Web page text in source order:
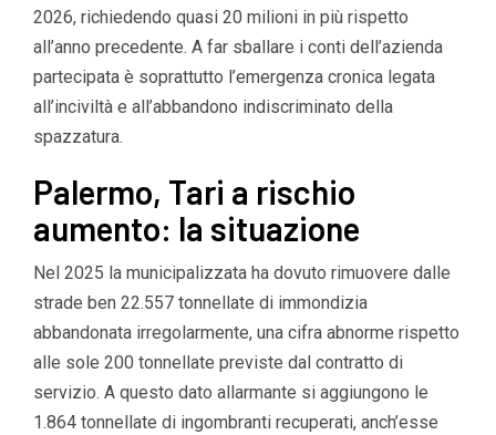
2026, richiedendo quasi 20 milioni in più rispetto
all’anno precedente. A far sballare i conti dell’azienda
partecipata è soprattutto l’emergenza cronica legata
all’inciviltà e all’abbandono indiscriminato della
spazzatura.
Palermo, Tari a rischio
aumento: la situazione
Nel 2025 la municipalizzata ha dovuto rimuovere dalle
strade ben 22.557 tonnellate di immondizia
abbandonata irregolarmente, una cifra abnorme rispetto
alle sole 200 tonnellate previste dal contratto di
servizio. A questo dato allarmante si aggiungono le
1.864 tonnellate di ingombranti recuperati, anch’esse